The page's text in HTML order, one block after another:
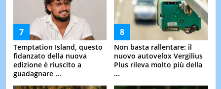
Temptation Island, questo
fidanzato della nuova
edizione è riuscito a
guadagnare ...
Non basta rallentare: il
nuovo autovelox Vergilius
Plus rileva molto più della
...